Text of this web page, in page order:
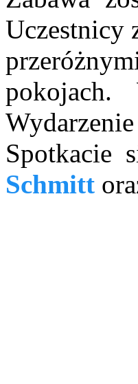
Uczestnicy
Spotkacie
Schmitt